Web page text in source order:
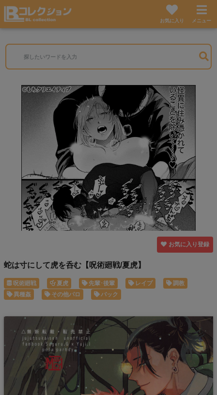
お気に入り メニュー
お気に入り登録
蛇は寸にして虎を呑む【呪術廻戦/夏虎】
呪術廻戦 夏虎 先輩･後輩 レイプ
調教
異種姦
その他パロ バック